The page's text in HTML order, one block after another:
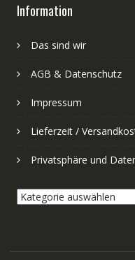
Information
Das sind wir
AGB & Datenschutz
Impressum
Lieferzeit /
Privatsphäre und
Kategorie